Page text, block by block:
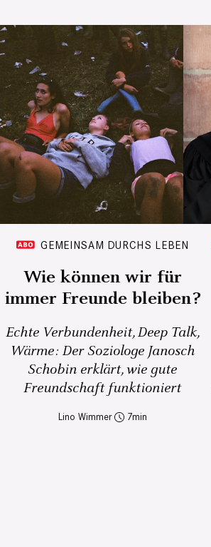
GEMEINSAM DURCHS LEBEN
Wie können wir für
immer Freunde bleiben?
Echte Verbundenheit, Deep Talk,
Wärme: Der Soziologe Janosch
Schobin erklärt, wie gute
Freundschaft funktioniert
Lino Wimmer 7